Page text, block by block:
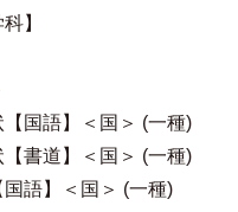
】
国語】＜国＞ (一種)
書道】＜国＞ (一種)
語】＜国＞ (一種)